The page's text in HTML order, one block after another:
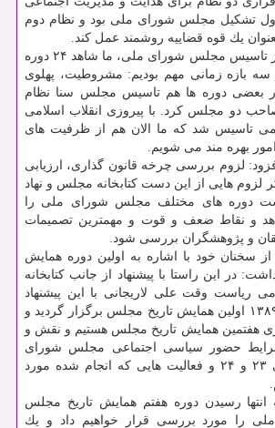
تشكیل مجلس شورای ملی بود و نظام دوم
یك قوه قضاییه روشمند عمل كند.
وی اضافه كرد: بعد از تاسیس مجلس شورای ملی، ما شاهد ۲۴ دوره
سه بازه زمانی مهم بودیم: مشروطیت، پهلوی
بعضی دوره ها هم تاسیس مجلس سنا نظام
دو مجلس كرد. با پیروزی انقلاب اسلامی
تاسیس شد كه ما الان هم از ظرفیت های
بهره مند می شویم.
لزوم بررسی چرخه قانون گذاری، ارزیابی
لزوم هایی از این دست كتابخانه مجلس و نهاد
دوره های مختلف مجلس شورای ملی را
و نقاط ضعف و قوت و مهمترین تصمیمات
و پژوهشگران بررسی شود.
سخنان خود با اشاره به اولین دوره همایش
در این راستا با پیشنهاد از جانب كتابخانه
ریاست وقت علی لاریجانی با این پیشنهاد
موافقت نمود. سال ۱۳۸۹ اولین همایش تاریخ مجلس برگزار گردید و
هفتمین همایش تاریخ مجلس هستیم و نقش و
حضور سیاسی اجتماعی مجلس شورای
ملی را در دوره های ۲۳ و ۲۴ و فعالیت هایی كه انجام شده مورد
انتها رسیدن دوره هفتم همایش تاریخ مجلس
را مورد بررسی قرار خواهیم داد و یك